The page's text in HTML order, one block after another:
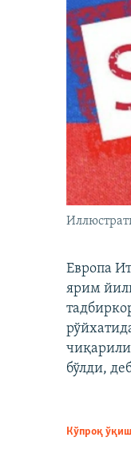
Европа
ярим
бўлди,
Кўпроқ ўқиш